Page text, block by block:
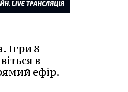
Ігри 8
в
ефір.